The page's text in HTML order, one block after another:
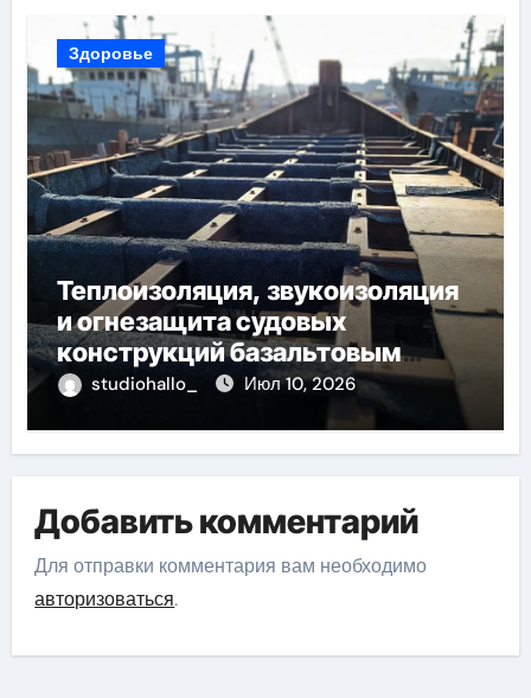
Здоровье
Теплоизоляция, звукоизоляция
и огнезащита судовых
конструкций базальтовым
волокном
studiohallo_ Июл 10, 2026
Добавить комментарий
Для отправки комментария вам необходимо
авторизоваться.